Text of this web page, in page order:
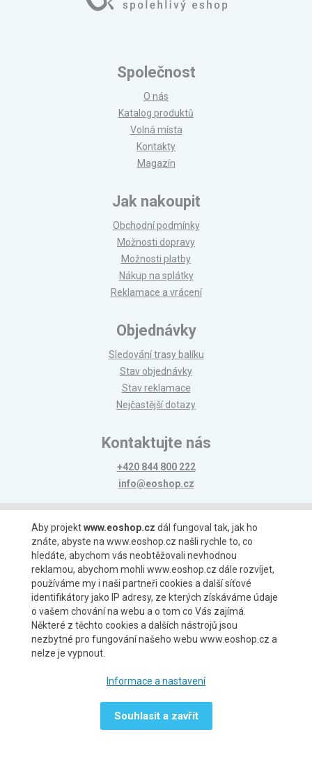
Společnost
O nás
Katalog produktů
Volná místa
Kontakty
Magazín
Jak nakoupit
Obchodní podmínky
Možnosti dopravy
Možnosti platby
Nákup na splátky
Reklamace a vrácení
Objednávky
Sledování trasy balíku
Stav objednávky
Stav reklamace
Nejčastější dotazy
Kontaktujte nás
+420 844 800 222
info@eoshop.cz
Možnosti platby
Možnosti dopravy
Aby projektwww.eoshop.cz dál fungoval tak, jak ho
znáte, abyste na www.eoshop.cz našli rychle to, co
hledáte, abychom vás neobtěžovali nevhodnou
reklamou, abychom mohli www.eoshop.cz dále rozvíjet,
používáme my i naši partneři cookies a další síťové
identifikátory jako IP adresy, ze kterých získáváme údaje
o vašem chování na webu a o tom co Vás zajímá.
Některé z těchto cookies a dalších nástrojů jsou
nezbytné pro fungování našeho webu www.eoshop.cz a
nelze je vypnout.
Informace a nastavení
Souhlasit a zavřít